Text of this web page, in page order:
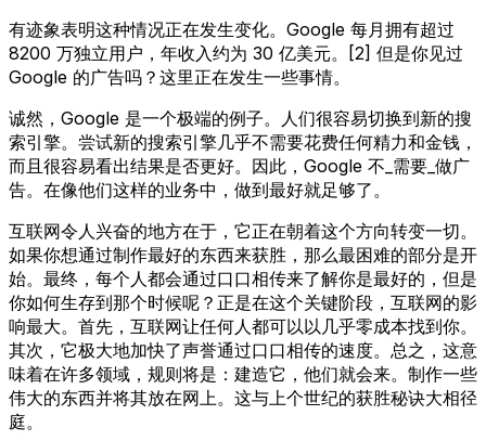
有迹象表明这种情况正在发生变化。Google 每月拥有超过
8200 万独立用户，年收入约为 30 亿美元。[2] 但是你见过
Google 的广告吗？这里正在发生一些事情。
诚然，Google 是一个极端的例子。人们很容易切换到新的搜
索引擎。尝试新的搜索引擎几乎不需要花费任何精力和金钱，
而且很容易看出结果是否更好。因此，Google 不_需要_做广
告。在像他们这样的业务中，做到最好就足够了。
互联网令人兴奋的地方在于，它正在朝着这个方向转变一切。
如果你想通过制作最好的东西来获胜，那么最困难的部分是开
始。最终，每个人都会通过口口相传来了解你是最好的，但是
你如何生存到那个时候呢？正是在这个关键阶段，互联网的影
响最大。首先，互联网让任何人都可以以几乎零成本找到你。
其次，它极大地加快了声誉通过口口相传的速度。总之，这意
味着在许多领域，规则将是：建造它，他们就会来。制作一些
伟大的东西并将其放在网上。这与上个世纪的获胜秘诀大相径
庭。